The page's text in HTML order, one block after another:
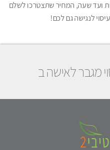
בלבד לאורך כ-45 דקות ועד שעה, המחיר שתצטרכו לשלם
לנגישה גם לכם!
מגבר לאישה ב